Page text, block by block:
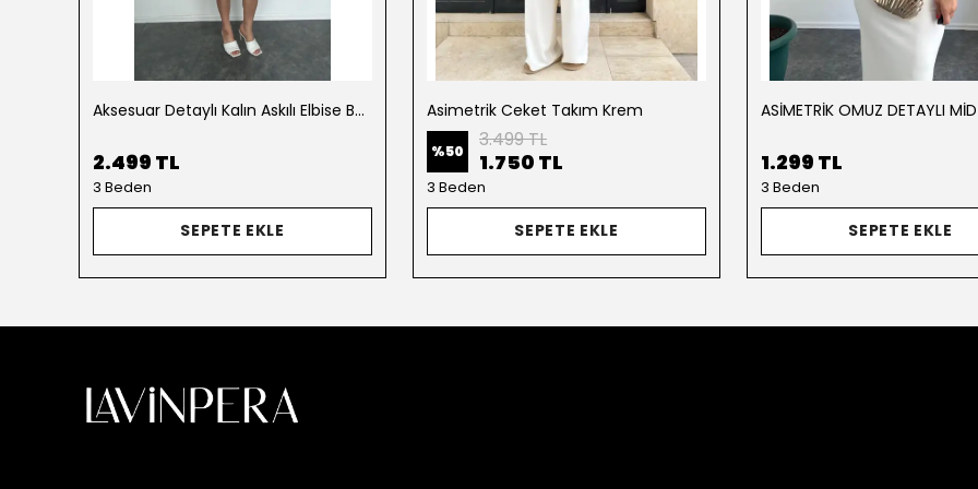
Aksesuar Detaylı Kalın Askılı Elbise Beyaz
2.499 TL
3 Beden
SEPETE EKLE
Asimetrik Ceket Takım Krem
%50 3.499 TL
1.750 TL
3 Beden
SEPETE EKLE
1.299 TL
3 Beden
SEPETE EKLE